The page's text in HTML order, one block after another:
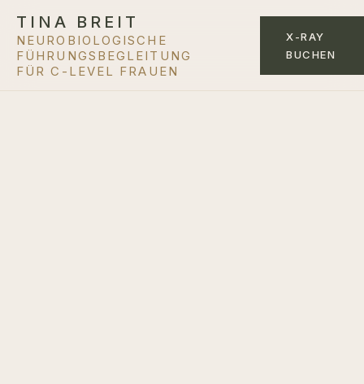
TINA BREIT
NEUROBIOLOGISCHE
FÜHRUNGSBEGLEITUNG
FÜR C-LEVEL FRAUEN
X-RAY
BUCHEN